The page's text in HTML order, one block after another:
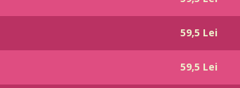
59,5 Lei
59,5 Lei